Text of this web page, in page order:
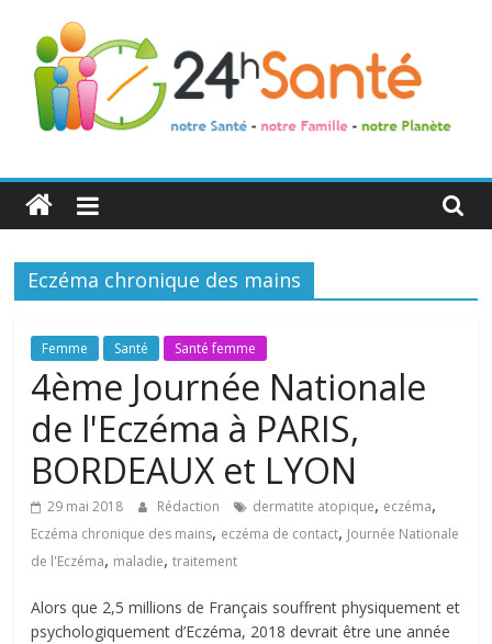
24h
Santé
La
de
toute
famille
Eczéma chronique des mains
Femme Santé Santé femme
4ème Journée Nationale
de l'Eczéma à PARIS,
BORDEAUX et LYON
29 mai 2018 Rédaction dermatite atopique, eczéma,
Eczéma chronique des mains, eczéma de contact, Journée Nationale
de l'Eczéma, maladie,traitement
Alors que 2,5 millions de Français souffrent physiquement et
psychologiquement d’Eczéma, 2018 devrait être une année